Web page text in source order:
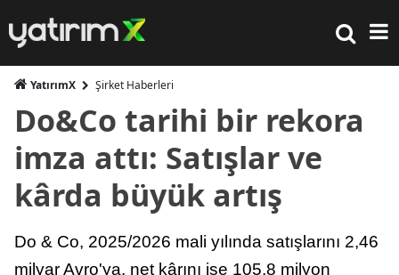
YatırımX Şirket Haberleri
Do&Co tarihi bir rekora
imza attı: Satışlar ve
kârda büyük artış
Do & Co, 2025/2026 mali yılında satışlarını 2,46
milyar Avro'ya, net kârını ise 105,8 milyon